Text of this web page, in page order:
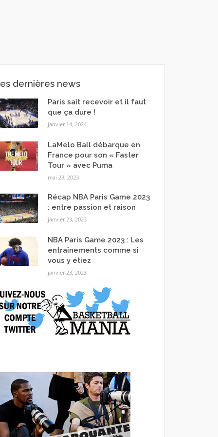
dernières news
Paris sait recevoir et il faut
que ça dure !
janvier 14, 2024
LaMelo Ball débarque en
France pour son « Faster
Tour » avec Puma
mai 23, 2023
Récap NBA Paris Game 2023
: entre passion et raison
janvier 23, 2023
NBA Paris Game 2023 : Les
entraînements comme si
vous y étiez
janvier 23, 2023